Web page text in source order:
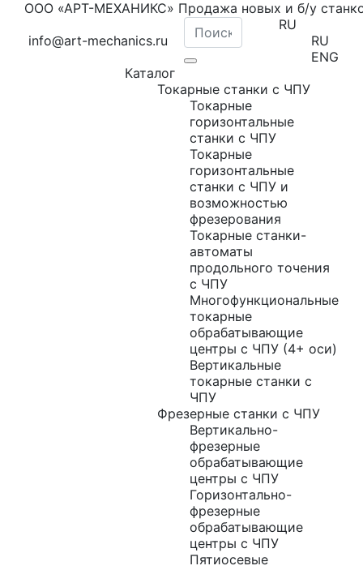
ООО «АРТ-МЕХАНИКС» Продажа новых и б/у
info@art-mechanics.ru
RU
RU
ENG
Каталог
Токарные станки с ЧПУ
Токарные
горизонтальные
станки с ЧПУ
Токарные
горизонтальные
станки с ЧПУ и
возможностью
фрезерования
Токарные станки-
автоматы
продольного точения
с ЧПУ
Многофункциональные
токарные
обрабатывающие
центры с ЧПУ (4+ оси)
Вертикальные
токарные станки с
ЧПУ
Фрезерные станки с ЧПУ
Вертикально-
фрезерные
обрабатывающие
центры с ЧПУ
Горизонтально-
фрезерные
обрабатывающие
центры с ЧПУ
Пятиосевые